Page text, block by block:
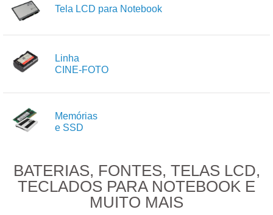
Tela LCD para Notebook
Linha
CINE-FOTO
Memórias
e SSD
BATERIAS, FONTES, TELAS LCD,
TECLADOS PARA NOTEBOOK E
MUITO MAIS